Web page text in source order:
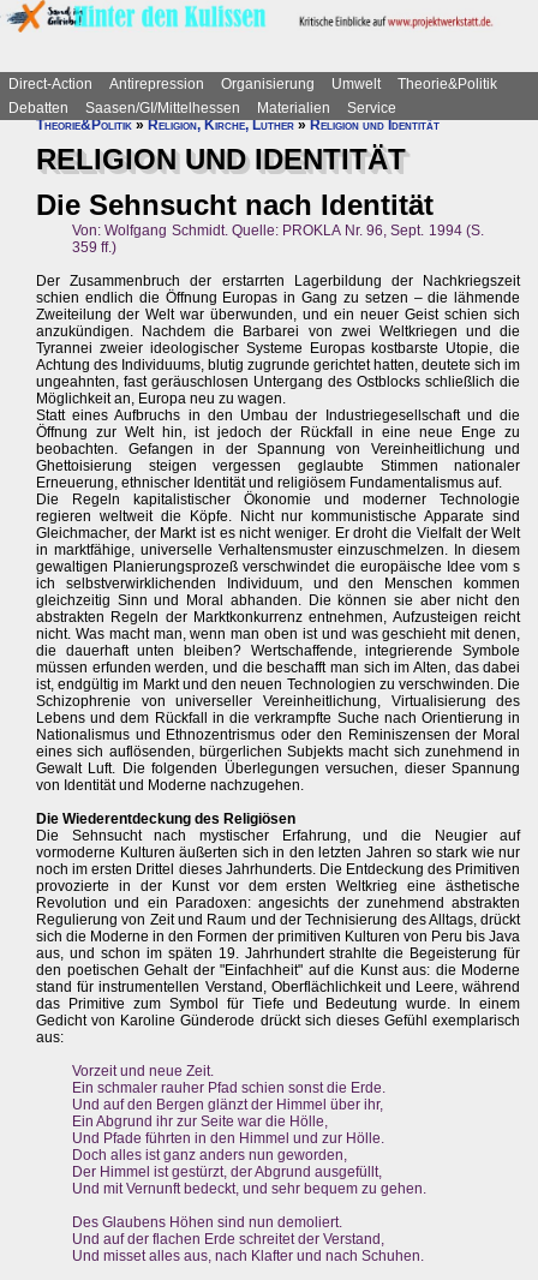
Direct-Action Antirepression Organisierung Umwelt
Theorie&Politik
Debatten
Saasen/GI/Mittelhessen Materialien
Service
Theorie&Politik»Religion, Kirche, Luther»Religion und Identität
RELIGION UND IDENTITÄT
Die Sehnsucht nach Identität
Von: Wolfgang Schmidt. Quelle: PROKLA Nr. 96, Sept. 1994 (S.
359 ff.)
Der Zusammenbruch der erstarrten Lagerbildung der Nachkriegszeit
schien endlich die Öffnung Europas in Gang zu setzen – die lähmende
Zweiteilung der Welt war überwunden, und ein neuer Geist schien sich
anzukündigen. Nachdem die Barbarei von zwei Weltkriegen und die
Tyrannei zweier ideologischer Systeme Europas kostbarste Utopie, die
Achtung des Individuums, blutig zugrunde gerichtet hatten, deutete sich im
ungeahnten, fast geräuschlosen Untergang des Ostblocks schließlich die
Möglichkeit an, Europa neu zu wagen.
Statt eines Aufbruchs in den Umbau der Industriegesellschaft und die
Öffnung zur Welt hin, ist jedoch der Rückfall in eine neue Enge zu
beobachten. Gefangen in der Spannung von Vereinheitlichung und
Ghettoisierung steigen vergessen geglaubte Stimmen nationaler
Erneuerung, ethnischer Identität und religiösem Fundamentalismus auf.
Die Regeln kapitalistischer Ökonomie und moderner Technologie
regieren weltweit die Köpfe. Nicht nur kommunistische Apparate sind
Gleichmacher, der Markt ist es nicht weniger. Er droht die Vielfalt der Welt
in marktfähige, universelle Verhaltensmuster einzuschmelzen. In diesem
gewaltigen Planierungsprozeß verschwindet die europäische Idee vom s
ich selbstverwirklichenden Individuum, und den Menschen kommen
gleichzeitig Sinn und Moral abhanden. Die können sie aber nicht den
abstrakten Regeln der Marktkonkurrenz entnehmen, Aufzusteigen reicht
nicht. Was macht man, wenn man oben ist und was geschieht mit denen,
die dauerhaft unten bleiben? Wertschaffende, integrierende Symbole
müssen erfunden werden, und die beschafft man sich im Alten, das dabei
ist, endgültig im Markt und den neuen Technologien zu verschwinden. Die
Schizophrenie von universeller Vereinheitlichung, Virtualisierung des
Lebens und dem Rückfall in die verkrampfte Suche nach Orientierung in
Nationalismus und Ethnozentrismus oder den Reminiszensen der Moral
eines sich auflösenden, bürgerlichen Subjekts macht sich zunehmend in
Gewalt Luft. Die folgenden Überlegungen versuchen, dieser Spannung
von Identität und Moderne nachzugehen.
Die Wiederentdeckung des Religiösen
Die Sehnsucht nach mystischer Erfahrung, und die Neugier auf
vormoderne Kulturen äußerten sich in den letzten Jahren so stark wie nur
noch im ersten Drittel dieses Jahrhunderts. Die Entdeckung des Primitiven
provozierte in der Kunst vor dem ersten Weltkrieg eine ästhetische
Revolution und ein Paradoxen: angesichts der zunehmend abstrakten
Regulierung von Zeit und Raum und der Technisierung des Alltags, drückt
sich die Moderne in den Formen der primitiven Kulturen von Peru bis Java
aus, und schon im späten 19. Jahrhundert strahlte die Begeisterung für
den poetischen Gehalt der "Einfachheit" auf die Kunst aus: die Moderne
stand für instrumentellen Verstand, Oberflächlichkeit und Leere, während
das Primitive zum Symbol für Tiefe und Bedeutung wurde. In einem
Gedicht von Karoline Günderode drückt sich dieses Gefühl exemplarisch
aus:
Vorzeit und neue Zeit.
Ein schmaler rauher Pfad schien sonst die Erde.
Und auf den Bergen glänzt der Himmel über ihr,
Ein Abgrund ihr zur Seite war die Hölle,
Und Pfade führten in den Himmel und zur Hölle.
Doch alles ist ganz anders nun geworden,
Der Himmel ist gestürzt, der Abgrund ausgefüllt,
Und mit Vernunft bedeckt, und sehr bequem zu gehen.
Des Glaubens Höhen sind nun demoliert.
Und auf der flachen Erde schreitet der Verstand,
Und misset alles aus, nach Klafter und nach Schuhen.